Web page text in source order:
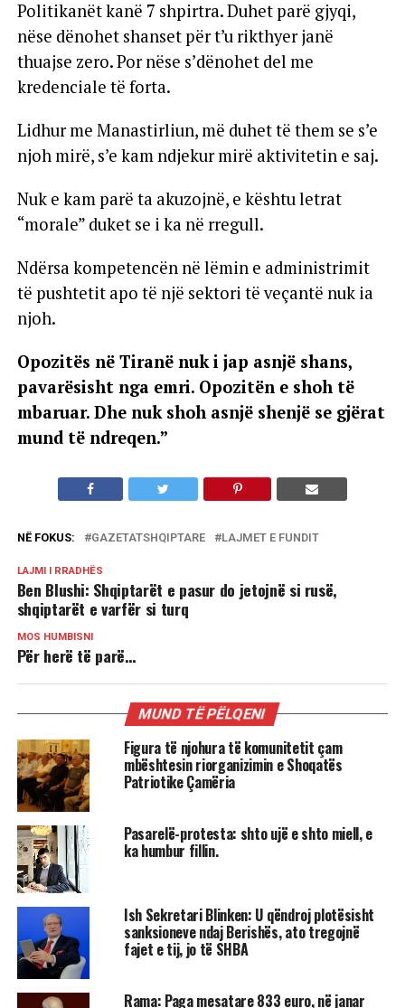
Politikanët kanë 7 shpirtra. Duhet parë gjyqi,
nëse dënohet shanset për t’u rikthyer janë
thuajse zero. Por nëse s’dënohet del me
kredenciale të forta.
Lidhur me Manastirliun, më duhet të them se s’e
njoh mirë, s’e kam ndjekur mirë aktivitetin e saj.
Nuk e kam parë ta akuzojnë, e kështu letrat
“morale” duket se i ka në rregull.
Ndërsa kompetencën në lëmin e administrimit
të pushtetit apo të një sektori të veçantë nuk ia
njoh.
Opozitës në Tiranë nuk i jap asnjë shans,
pavarësisht nga emri. Opozitën e shoh të
mbaruar. Dhe nuk shoh asnjë shenjë se gjërat
mund të ndreqen.”
NË FOKUS: GAZETATSHQIPTARE LAJMET E FUNDIT
LAJMI I RRADHËS
Ben Blushi: Shqiptarët e pasur do jetojnë si rusë,
shqiptarët e varfër si turq
MOS HUMBISNI
Për herë të parë…
MUND TË PËLQENI
Figura të njohura të komunitetit çam
mbështesin riorganizimin e Shoqatës
Patriotike Çamëria
Pasarelë-protesta: shto ujë e shto miell, e
ka humbur fillin.
Ish Sekretari Blinken: U qëndroj plotësisht
sanksioneve ndaj Berishës, ato tregojnë
fajet e tij, jo të SHBA
Rama: Paga mesatare 833 euro, në janar